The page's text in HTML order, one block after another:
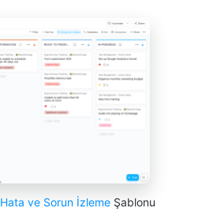
Hata ve Sorun İzleme Şablonu